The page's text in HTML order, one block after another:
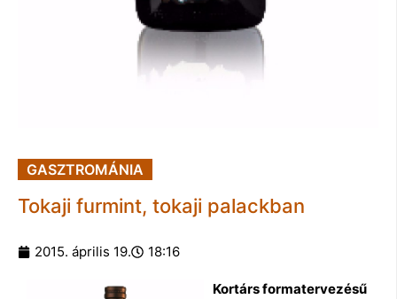
GASZTROMÁNIA
Tokaji furmint, tokaji palackban
2015. április 19. 18:16
Kortárs formatervezésű